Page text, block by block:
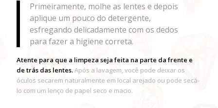
Primeiramente, molhe as lentes e depois
aplique um pouco do detergente,
esfregando delicadamente com os dedos
para fazer a higiene correta.
Atente para que a limpeza seja feita na parte da frente e
de trás das lentes.Após a lavagem, você pode deixar os
óculos secarem naturalmente em local arejado ou pode secá-
lo com um lenço de papel seco e macio.